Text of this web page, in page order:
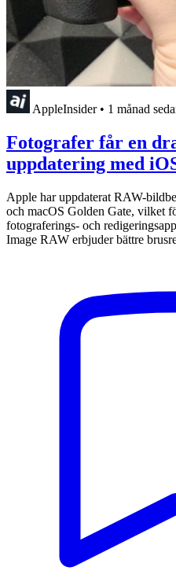
AppleInsider • 1 månad
Fotografer får en
uppdatering med
Apple har uppdaterat RAW-
och macOS Golden Gate, vilket
fotograferings- och
Image RAW erbjuder bättre